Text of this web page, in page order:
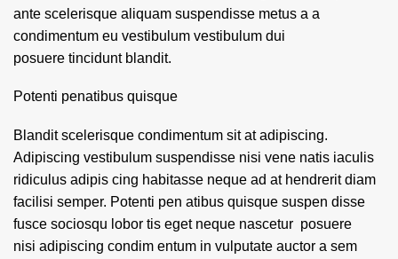
ante scelerisque aliquam suspendisse metus a a
condimentum eu vestibulum vestibulum dui
posuere tincidunt blandit.
Potenti penatibus quisque
Blandit scelerisque condimentum sit at adipiscing.
Adipiscing vestibulum suspendisse nisi vene natis iaculis
ridiculus adipis cing habitasse neque ad at hendrerit diam
facilisi semper. Potenti pen atibus quisque suspen disse
fusce sociosqu lobor tis eget neque nascetur posuere
nisi adipiscing condim entum in vulputate auctor a sem